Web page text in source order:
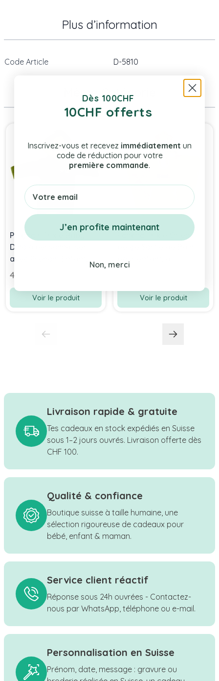
Plus d’information
Code Article D-5810
Même Catégorie
Peignoir Trixie Baby
Dino à personnaliser
avec Prénom Enfant,
Taille 1-2 ans
49,90 chf
Voir le produit
personnaliser
Voir le produit
Livraison rapide & gratuite
Tes cadeaux en stock expédiés en Suisse
sous 1–2 jours ouvrés. Livraison offerte dès
CHF 100.
Qualité & confiance
Boutique suisse à taille humaine, une
sélection rigoureuse de cadeaux pour
bébé, enfant & maman.
Service client réactif
Réponse sous 24h ouvrées - Contactez-
nous par WhatsApp, téléphone ou e-mail.
Personnalisation en Suisse
Prénom, date, message : gravure ou
Dès 100CHF
10CHF offerts
Inscrivez-vous et recevez immédiatement un
code de réduction pour votre
première commande.
Email
J’en profite maintenant
Non, merci